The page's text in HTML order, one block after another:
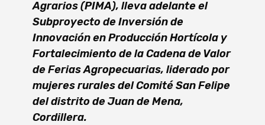
Agrarios (PIMA), lleva adelante el
Subproyecto de Inversión de
Innovación en Producción Hortícola y
Fortalecimiento de la Cadena de Valor
de Ferias Agropecuarias, liderado por
mujeres rurales del Comité San Felipe
del distrito de Juan de Mena,
Cordillera.